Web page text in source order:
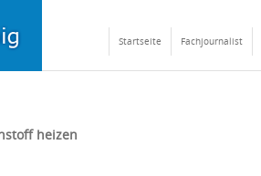
Startseite Fachjournalist
heizen